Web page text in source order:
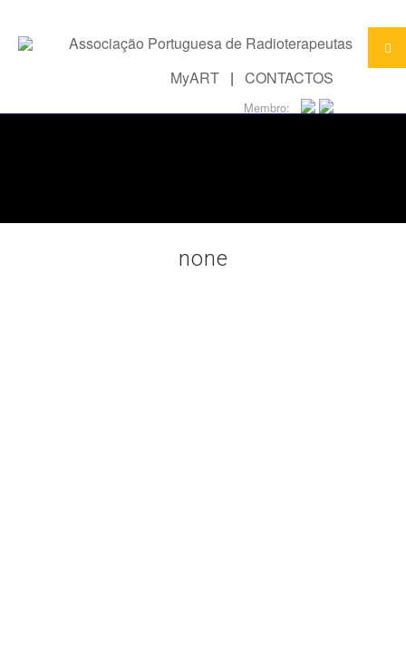
MyART | CONTACTOS
Membro:
none